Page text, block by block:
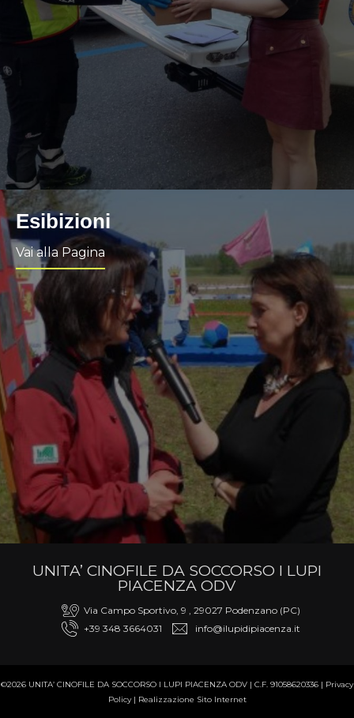
Esibizioni
Vai alla Pagina
UNITA’ CINOFILE DA SOCCORSO I LUPI
PIACENZA ODV
Via Campo Sportivo, 9 , 29027 Podenzano (PC)
+39 348 3664031
info@ilupidipiacenza.it
©2026 UNITA’ CINOFILE DA SOCCORSO I LUPI PIACENZA ODV | C.F. 91058620336 | Privacy
Policy| Realizzazione Sito Internet